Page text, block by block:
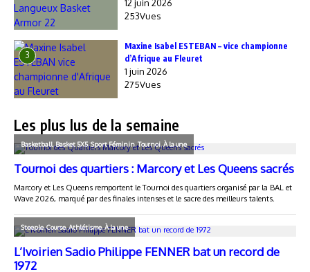
12 juin 2026
253Vues
3
Maxine Isabel ESTEBAN – vice championne
d’Afrique au Fleuret
1 juin 2026
275Vues
Les plus lus de la semaine